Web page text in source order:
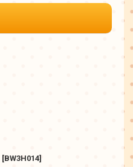
[BW3H014] フ